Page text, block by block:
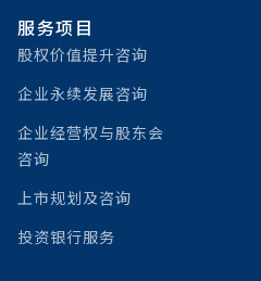
服务项目
股权价值提升咨询
企业永续发展咨询
企业经营权与股东会
咨询
上市规划及咨询
投资银行服务